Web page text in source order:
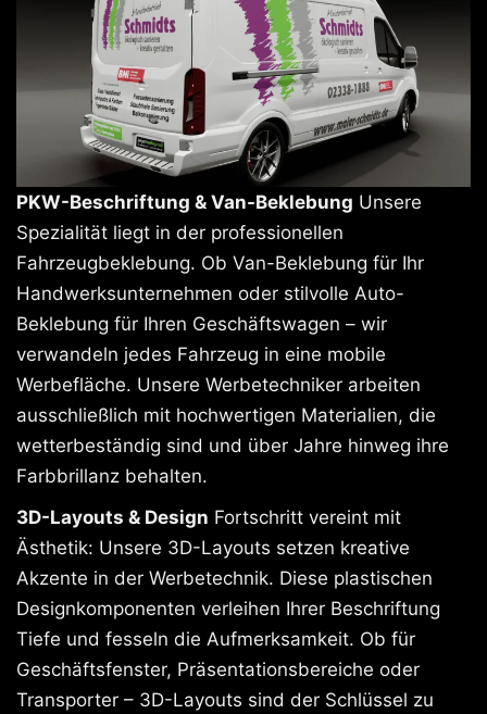
PKW-Beschriftung & Van-Beklebung Unsere
Spezialität liegt in der professionellen
Fahrzeugbeklebung. Ob Van-Beklebung für Ihr
Handwerksunternehmen oder stilvolle Auto-
Beklebung für Ihren Geschäftswagen – wir
verwandeln jedes Fahrzeug in eine mobile
Werbefläche. Unsere Werbetechniker arbeiten
ausschließlich mit hochwertigen Materialien, die
wetterbeständig sind und über Jahre hinweg ihre
Farbbrillanz behalten.
3D-Layouts & Design Fortschritt vereint mit
Ästhetik: Unsere 3D-Layouts setzen kreative
Akzente in der Werbetechnik. Diese plastischen
Designkomponenten verleihen Ihrer Beschriftung
Tiefe und fesseln die Aufmerksamkeit. Ob für
Geschäftsfenster, Präsentationsbereiche oder
Transporter – 3D-Layouts sind der Schlüssel zu